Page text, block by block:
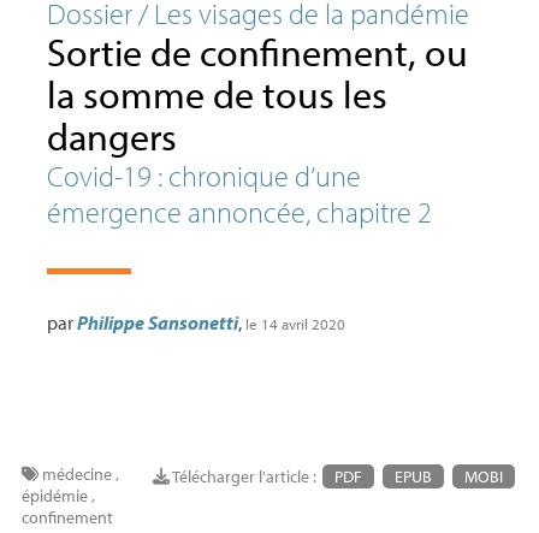
Dossier / Les visages de la pandémie
Sortie de confinement, ou
la somme de tous les
dangers
Covid-19 : chronique d’une
émergence annoncée, chapitre 2
parPhilippe Sansonetti, le 14 avril 2020
Télécharger l'article : PDF EPUB MOBI
médecine,
épidémie,
confinement